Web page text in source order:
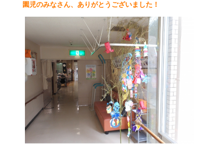
園児のみなさん、ありがとうございました！